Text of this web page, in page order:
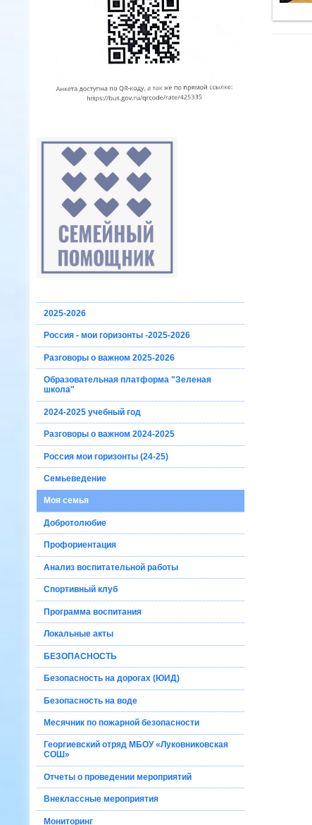
2025-2026
Россия - мои горизонты -2025-2026
Разговоры о важном 2025-2026
Образовательная платформа "Зеленая
школа"
2024-2025 учебный год
Разговоры о важном 2024-2025
Россия мои горизонты (24-25)
Семьеведение
Моя семья
Добротолюбие
Профориентация
Анализ воспитательной работы
Спортивный клуб
Программа воспитания
Локальные акты
БЕЗОПАСНОСТЬ
Безопасность на дорогах (ЮИД)
Безопасность на воде
Месячник по пожарной безопасности
Георгиевский отряд МБОУ «Луковниковская
СОШ»
Отчеты о проведении мероприятий
Внеклассные мероприятия
Мониторинг